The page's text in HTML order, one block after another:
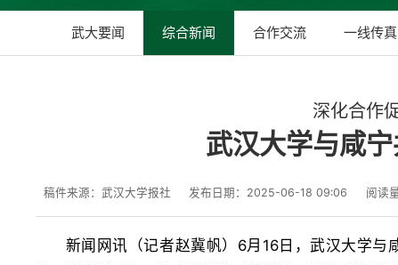
武大要闻 综合新闻 合作交流 一线传真
深化合作
武汉大学与咸
稿件来源：武汉大学报社 发布日期：2025-06-18 09:06 阅读
新闻网讯（记者赵冀帆）6月16日，武汉大学与